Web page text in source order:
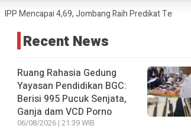
4,69, Jombang Raih Predikat Terbaik Jawa
Recent News
Ruang Rahasia Gedung
Yayasan Pendidikan BGC:
Berisi 995 Pucuk Senjata,
Ganja dam VCD Porno
06/08/2026 | 21:39 WIB